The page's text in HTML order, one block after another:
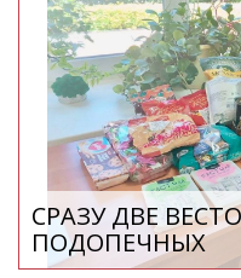
СРАЗУ ДВЕ
ПОДОПЕЧНЫХ